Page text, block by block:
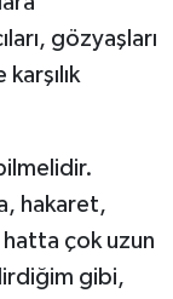
gözyaşları
hakaret,
çok uzun
gibi,